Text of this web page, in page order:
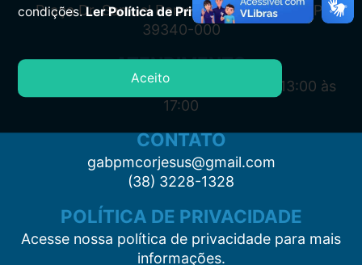
Praça Dr. Samuel Barreto, s/n, Centro CEP:
39340-000
ATENDIMENTO
Segunda à Sexta: 7:00 às 11:00 e das 13:00 às
17:00
CONTATO
gabpmcorjesus@gmail.com
(38) 3228-1328
POLÍTICA DE PRIVACIDADE
Acesse nossa política de privacidade para mais
informações.
condições.Ler Política de Privacidade.
Aceito